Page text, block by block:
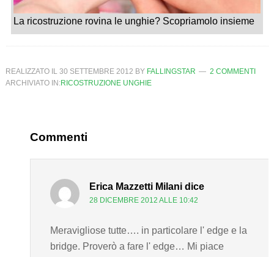
La ricostruzione rovina le unghie? Scopriamolo insieme
REALIZZATO IL 30 SETTEMBRE 2012 BY FALLINGSTAR
2 COMMENTI
ARCHIVIATO IN:RICOSTRUZIONE UNGHIE
Commenti
Erica Mazzetti Milani dice
28 DICEMBRE 2012 ALLE 10:42
Meravigliose tutte…. in particolare l' edge e la
bridge. Proverò a fare l' edge… Mi piace